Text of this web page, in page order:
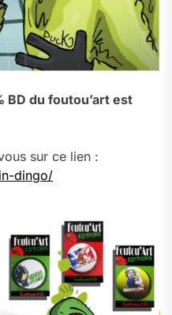
BD du foutou’art est
sur ce lien :
dingo/